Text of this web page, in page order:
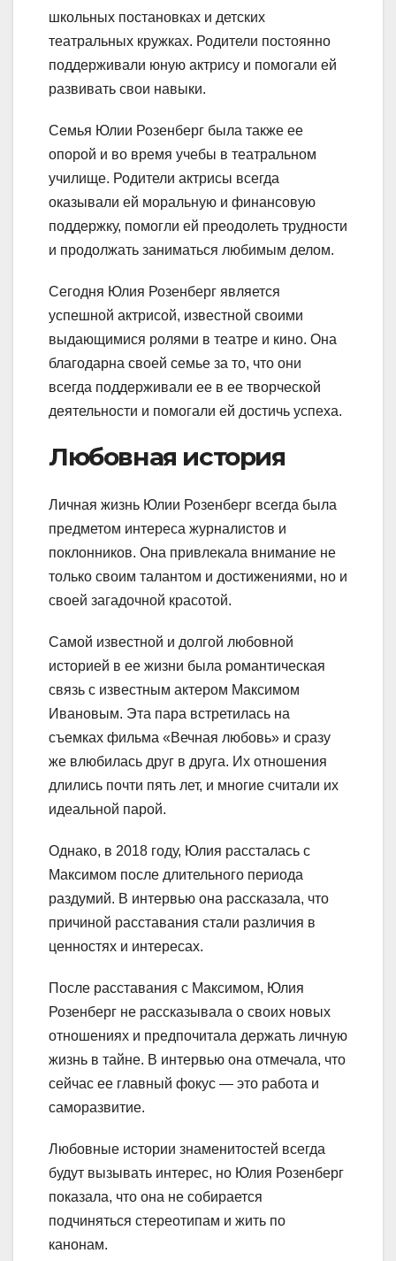
школьных постановках и детских
театральных кружках. Родители постоянно
поддерживали юную актрису и помогали ей
развивать свои навыки.
Семья Юлии Розенберг была также ее
опорой и во время учебы в театральном
училище. Родители актрисы всегда
оказывали ей моральную и финансовую
поддержку, помогли ей преодолеть трудности
и продолжать заниматься любимым делом.
Сегодня Юлия Розенберг является
успешной актрисой, известной своими
выдающимися ролями в театре и кино. Она
благодарна своей семье за то, что они
всегда поддерживали ее в ее творческой
деятельности и помогали ей достичь успеха.
Любовная история
Личная жизнь Юлии Розенберг всегда была
предметом интереса журналистов и
поклонников. Она привлекала внимание не
только своим талантом и достижениями, но и
своей загадочной красотой.
Самой известной и долгой любовной
историей в ее жизни была романтическая
связь с известным актером Максимом
Ивановым. Эта пара встретилась на
съемках фильма «Вечная любовь» и сразу
же влюбилась друг в друга. Их отношения
длились почти пять лет, и многие считали их
идеальной парой.
Однако, в 2018 году, Юлия рассталась с
Максимом после длительного периода
раздумий. В интервью она рассказала, что
причиной расставания стали различия в
ценностях и интересах.
После расставания с Максимом, Юлия
Розенберг не рассказывала о своих новых
отношениях и предпочитала держать личную
жизнь в тайне. В интервью она отмечала, что
сейчас ее главный фокус — это работа и
саморазвитие.
Любовные истории знаменитостей всегда
будут вызывать интерес, но Юлия Розенберг
показала, что она не собирается
подчиняться стереотипам и жить по
канонам.